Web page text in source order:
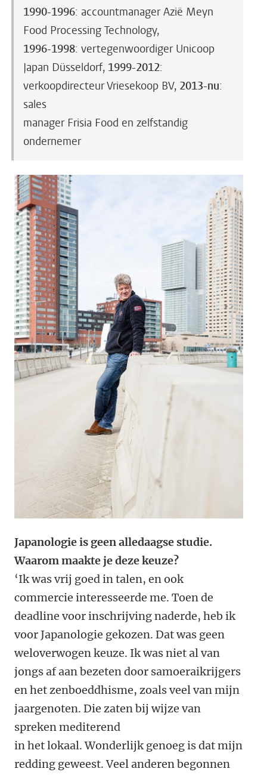
1990-1996: accountmanager Azië Meyn
Food Processing Technology,
1996-1998: vertegenwoordiger Unicoop
Japan Düsseldorf, 1999-2012:
verkoopdirecteur Vriesekoop BV, 2013-nu:
sales
manager Frisia Food en zelfstandig
ondernemer
Japanologie is geen alledaagse studie.
Waarom maakte je deze keuze?
‘Ik was vrij goed in talen, en ook
commercie interesseerde me. Toen de
deadline voor inschrijving naderde, heb ik
voor Japanologie gekozen. Dat was geen
weloverwogen keuze. Ik was niet al van
jongs af aan bezeten door samoeraikrijgers
en het zenboeddhisme, zoals veel van mijn
jaargenoten. Die zaten bij wijze van
spreken mediterend
in het lokaal. Wonderlijk genoeg is dat mijn
redding geweest. Veel anderen begonnen